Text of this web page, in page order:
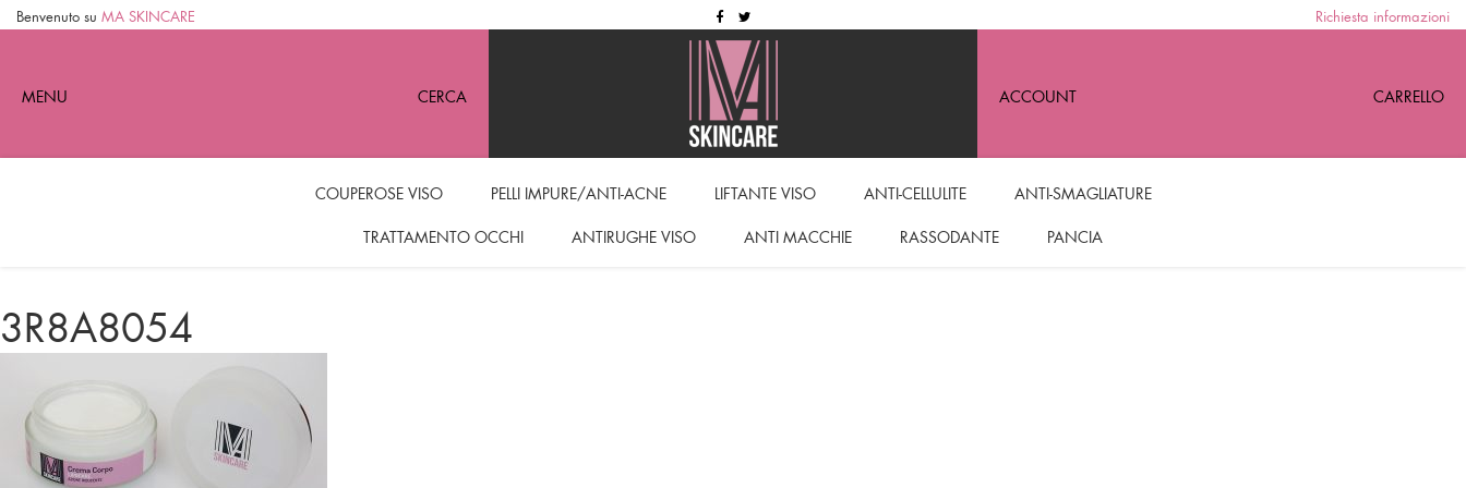
Benvenuto su MA SKINCARE Richiesta informazioni
MENU CERCA ACCOUNT CARRELLO
COUPEROSE VISO PELLI IMPURE/ANTI-ACNE LIFTANTE VISO ANTI-CELLULITE ANTI-SMAGLIATURE
TRATTAMENTO OCCHI ANTIRUGHE VISO ANTI MACCHIE RASSODANTE PANCIA
3R8A8054